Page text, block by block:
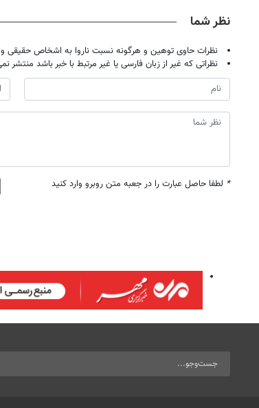
نظر شما
نظرات حاوی توهین و هرگونه نسبت ناروا به اشخاص حقیقی
نظراتی که غیر از زبان فارسی یا غیر مرتبط با خبر باشد منتشر
* لطفا حاصل عبارت را در جعبه متن روبرو وارد کنید